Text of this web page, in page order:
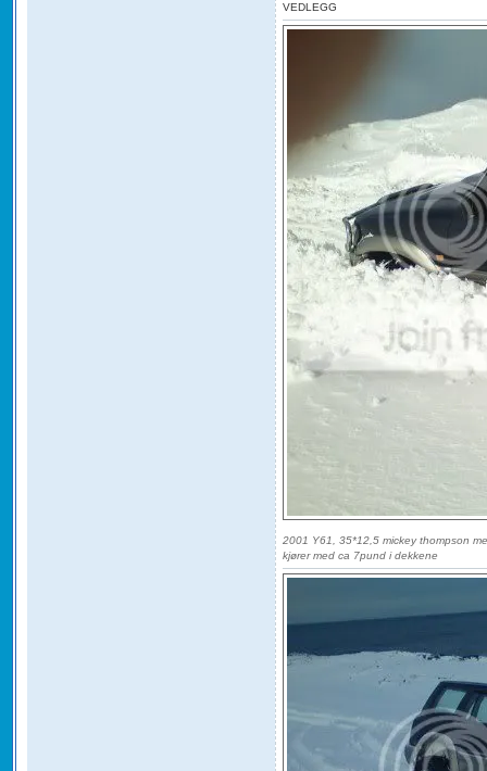
VEDLEGG
2001 Y61, 35*12,5 mickey thompson
kjører med ca 7pund i dekkene